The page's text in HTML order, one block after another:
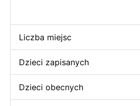
Liczba miejsc
Dzieci zapisanych
Dzieci obecnych